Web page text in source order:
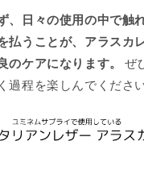
、日々の使用の中で触
払うことが、アラスカ
のケアになります。
ぜ
過程を楽しんでくださ